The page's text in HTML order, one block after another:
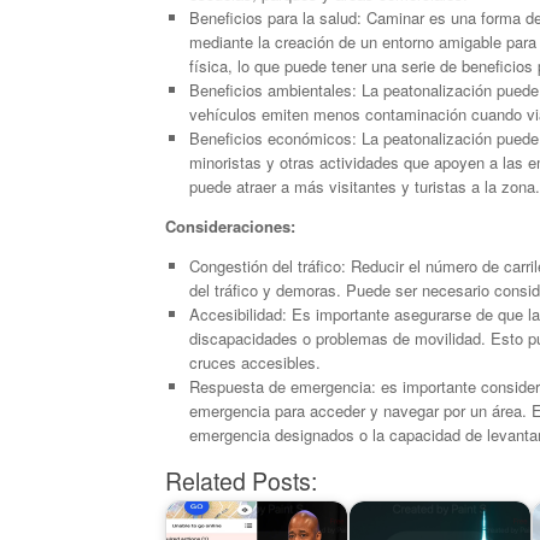
Beneficios para la salud: Caminar es una forma
mediante la creación de un entorno amigable
física, lo que puede tener una serie de beneficios
Beneficios ambientales: La peatonalización
vehículos emiten menos contaminación cuando
Beneficios económicos: La peatonalización
minoristas y otras actividades que apoyen a las
puede atraer a más visitantes y turistas a la zona.
Consideraciones:
Congestión del tráfico: Reducir el número de
del tráfico y demoras. Puede ser necesario
Accesibilidad: Es importante asegurarse de que
discapacidades o problemas de movilidad. Esto
cruces accesibles.
Respuesta de emergencia: es importante
emergencia para acceder y navegar por un
emergencia designados o la capacidad de
Related Posts: